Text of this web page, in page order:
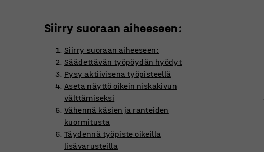
Siirry suoraan aiheeseen:
Siirry suoraan aiheeseen:
Säädettävän työpöydän hyödyt
Pysy aktiivisena työpisteellä
Aseta näyttö oikein niskakivun
välttämiseksi
Vähennä käsien ja ranteiden
kuormitusta
Täydennä työpiste oikeilla
lisävarusteilla